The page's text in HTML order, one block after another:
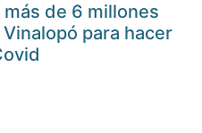
de 6 millones
para hacer